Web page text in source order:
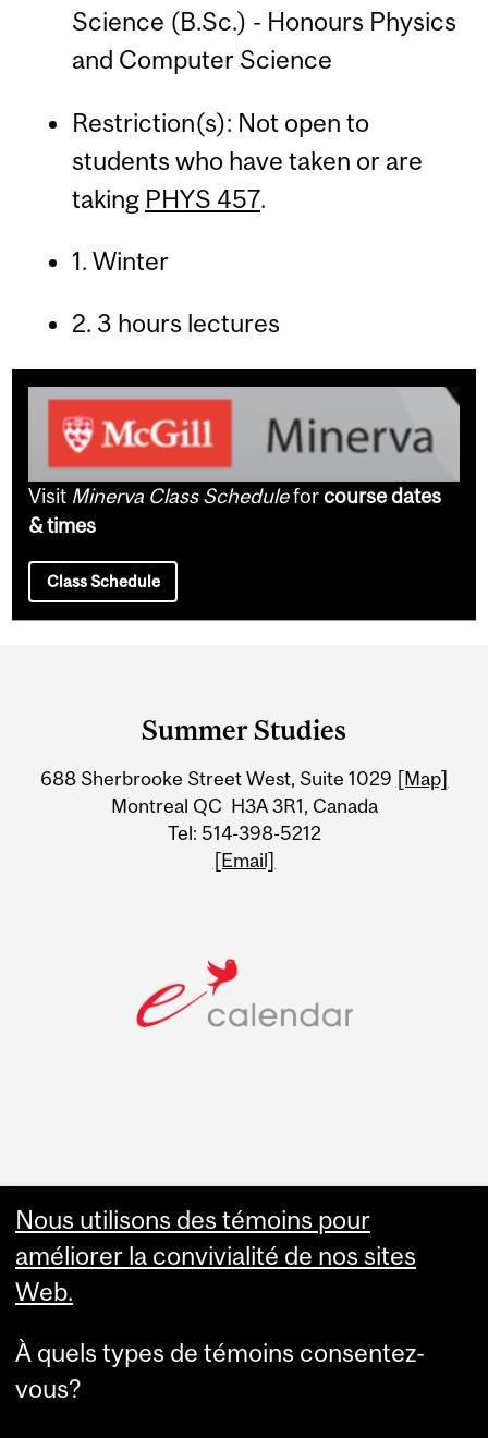
Science (B.Sc.) - Honours Physics
and Computer Science
Restriction(s): Not open to
students who have taken or are
taking PHYS 457.
1. Winter
2. 3 hours lectures
Visit Minerva Class Scheduleforcourse dates
& times
Class Schedule
Information
Summer Studies
688 Sherbrooke Street West, Suite 1029 [Map]
Montreal QC H3A 3R1, Canada
Tel: 514-398-5212
[Email]
Faculty Links
Contact
Nous utilisons des témoins pour
améliorer la convivialité de nos sites
Web.
À quels types de témoins consentez-
vous?